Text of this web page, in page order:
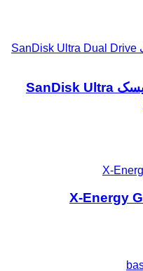
فلش 64 گیگ دوسر otg سن دیسک SanDisk Ultra